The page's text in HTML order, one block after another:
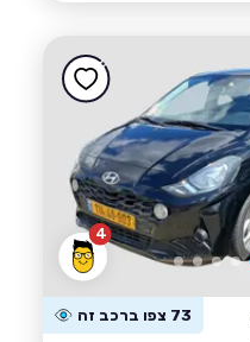
4
73 צפו ברכב זה